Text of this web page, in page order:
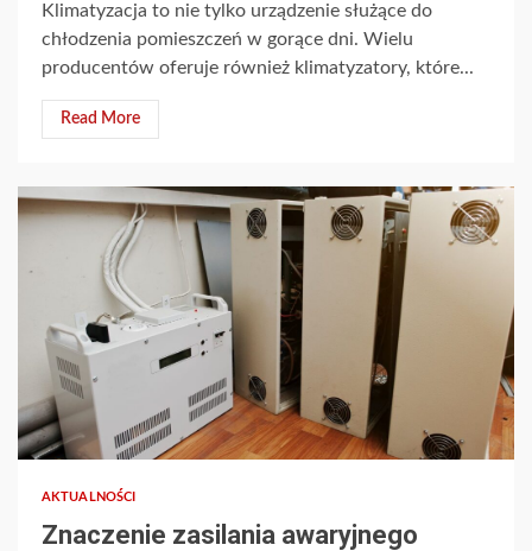
Klimatyzacja to nie tylko urządzenie służące do
chłodzenia pomieszczeń w gorące dni. Wielu
producentów oferuje również klimatyzatory, które...
Read More
AKTUALNOŚCI
Znaczenie zasilania awaryjnego